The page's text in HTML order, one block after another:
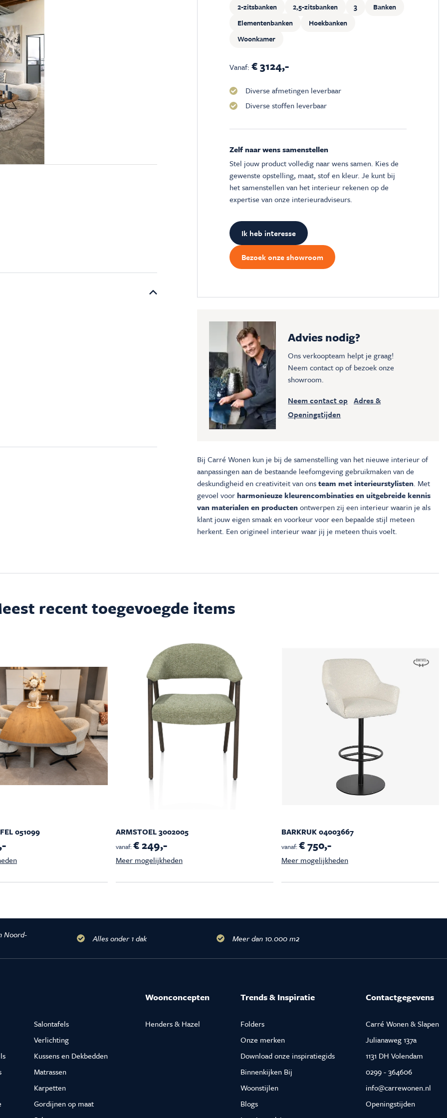
2-zitsbanken 2,5-zitsbanken 3
Banken
Elementenbanken
Hoekbanken
Woonkamer
Vanaf:€ 3124,-
Diverse afmetingen leverbaar
Diverse stoffen leverbaar
Zelf naar wens samenstellen
Stel jouw product volledig naar wens samen. Kies de
gewenste opstelling, maat, stof en kleur. Je kunt bij
het samenstellen van het interieur rekenen op de
expertise van onze interieuradviseurs.
Ik heb interesse
Bezoek onze showroom
Advies nodig?
Ons verkoopteam helpt je graag!
Neem contact op of bezoek onze
showroom.
Neem contact op Adres &
Openingstijden
Bij Carré Wonen kun je bij de samenstelling van het nieuwe interieur of
aanpassingen aan de bestaande leefomgeving gebruikmaken van de
deskundigheid en creativiteit van onsteam met interieurstylisten. Met
gevoel voorharmonieuze kleurencombinaties en uitgebreide kennis
van materialen en productenontwerpen zij een interieur waarin je als
klant jouw eigen smaak en voorkeur voor een bepaalde stijl meteen
herkent. Een origineel interieur waar jij je meteen thuis voelt.
recent toegevoegde items
051099 ARMSTOEL 3002005
vanaf:€ 249,-
Meer mogelijkheden
BARKRUK 04003667
vanaf:€ 750,-
Meer mogelijkheden
Noord- Alles onder 1 dak Meer dan 10.000 m2
Salontafels
Verlichting
Kussens en Dekbedden
Matrassen
Karpetten
Gordijnen op maat
Woonconcepten
Henders & Hazel
Trends & Inspiratie
Folders
Onze merken
Download onze inspiratiegids
Binnenkijken Bij
Woonstijlen
Blogs
Contactgegevens
Carré Wonen & Slapen
Julianaweg 137a
1131 DH Volendam
0299 - 364606
info@carrewonen.nl
Openingstijden